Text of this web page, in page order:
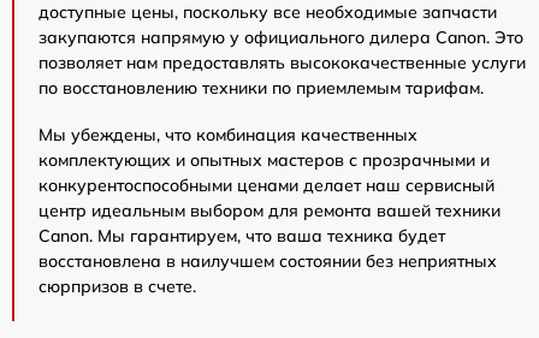
доступные цены, поскольку все необходимые запчасти
закупаются напрямую у официального дилера Canon. Это
позволяет нам предоставлять высококачественные услуги
по восстановлению техники по приемлемым тарифам.
Мы убеждены, что комбинация качественных
комплектующих и опытных мастеров с прозрачными и
конкурентоспособными ценами делает наш сервисный
центр идеальным выбором для ремонта вашей техники
Canon. Мы гарантируем, что ваша техника будет
восстановлена в наилучшем состоянии без неприятных
сюрпризов в счете.